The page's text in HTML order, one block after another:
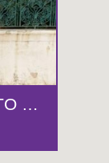
ΜΟΝΟΚΑΤΟΙΚΙΑ 64τμ ΣΤΟ ΚΕΡΑΤΣΙΝΙ